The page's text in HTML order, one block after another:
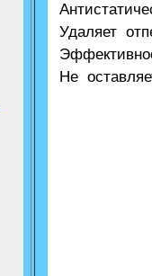
Удаляет
Не